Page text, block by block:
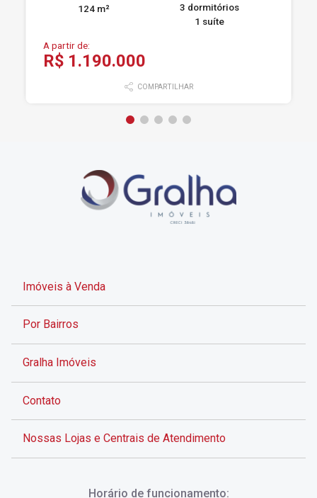
124 m²
3 dormitórios
1 suíte
A partir de:
R$ 1.190.000
COMPARTILHAR
Imóveis à Venda
Por Bairros
Gralha Imóveis
Contato
Nossas Lojas e Centrais de Atendimento
Horário de funcionamento: